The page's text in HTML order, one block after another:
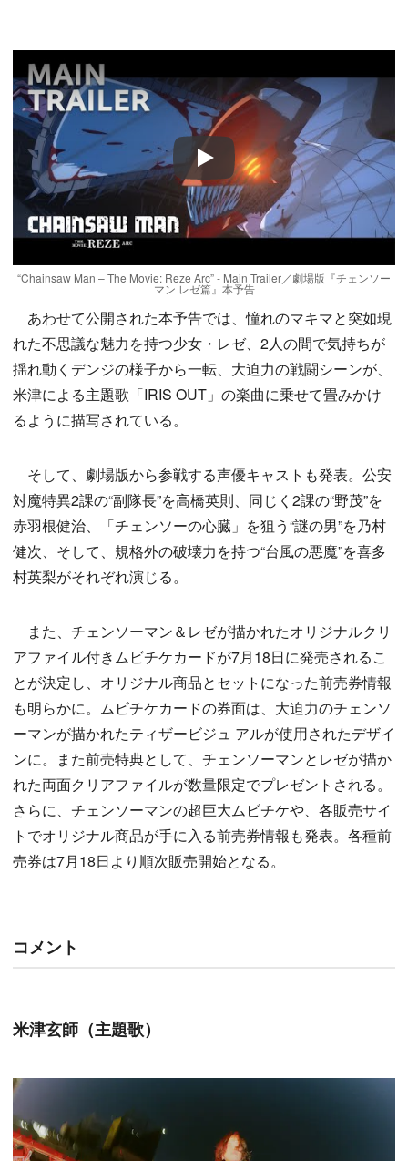
Play
“Chainsaw Man – The Movie: Reze Arc” - Main Trailer／劇場版『チェンソー
マン レゼ篇』本予告
あわせて公開された本予告では、憧れのマキマと突如現
れた不思議な魅力を持つ少女・レゼ、2人の間で気持ちが
揺れ動くデンジの様子から一転、大迫力の戦闘シーンが、
米津による主題歌「IRIS OUT」の楽曲に乗せて畳みかけ
るように描写されている。
そして、劇場版から参戦する声優キャストも発表。公安
対魔特異2課の“副隊長”を高橋英則、同じく2課の“野茂”を
赤羽根健治、「チェンソーの心臓」を狙う“謎の男”を乃村
健次、そして、規格外の破壊力を持つ“台風の悪魔”を喜多
村英梨がそれぞれ演じる。
また、チェンソーマン＆レゼが描かれたオリジナルクリ
アファイル付きムビチケカードが7月18日に発売されるこ
とが決定し、オリジナル商品とセットになった前売券情報
も明らかに。ムビチケカードの券面は、大迫力のチェンソ
ーマンが描かれたティザービジュ アルが使用されたデザイ
ンに。また前売特典として、チェンソーマンとレゼが描か
れた両面クリアファイルが数量限定でプレゼントされる。
さらに、チェンソーマンの超巨大ムビチケや、各販売サイ
トでオリジナル商品が手に入る前売券情報も発表。各種前
売券は7月18日より順次販売開始となる。
コメント
米津玄師（主題歌）